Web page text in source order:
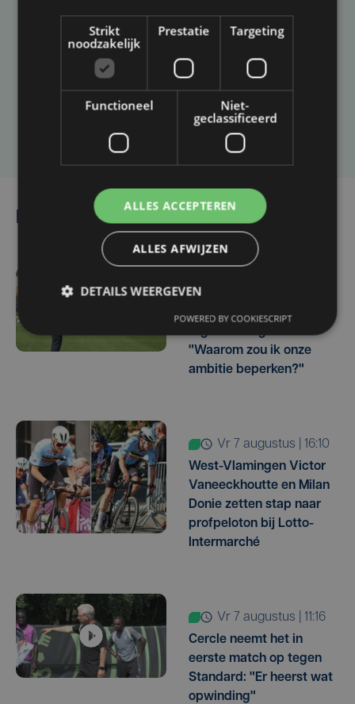
Taalfout opgemerkt?
Heb je een taal- of schrijffout opgemerkt in dit
artikel?
Laat het ons weten
Zulte Waregem start
"Waarom zou ik onze
ambitie beperken?"
vr 7 augustus | 16:10
West-Vlamingen Victor
Vaneeckhoutte en Milan
Donie zetten stap naar
profpeloton bij Lotto-
Intermarché
vr 7 augustus | 11:16
Cercle neemt het in
eerste match op tegen
Standard: "Er heerst wat
opwinding"
Strikt
noodzakelijk
Prestatie Targeting
Functioneel
Niet-
geclassificeerd
ALLES ACCEPTEREN
ALLES AFWIJZEN
DETAILS WEERGEVEN
POWERED BY COOKIESCRIPT